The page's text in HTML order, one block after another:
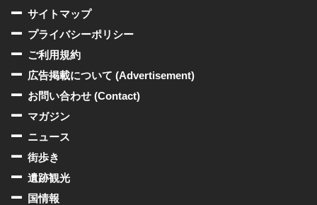
サイトマップ
プライバシーポリシー
ご利用規約
広告掲載について (Advertisement)
お問い合わせ (Contact)
マガジン
ニュース
街歩き
遺跡観光
国情報